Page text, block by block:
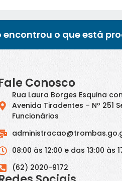
encontrou o que está
Conosco
Rua Laura Borges Esquina
Avenida Tiradentes – Nº 251
Funcionários
08:00 às 12:00 e das 13:00 às
(62) 2020-9172